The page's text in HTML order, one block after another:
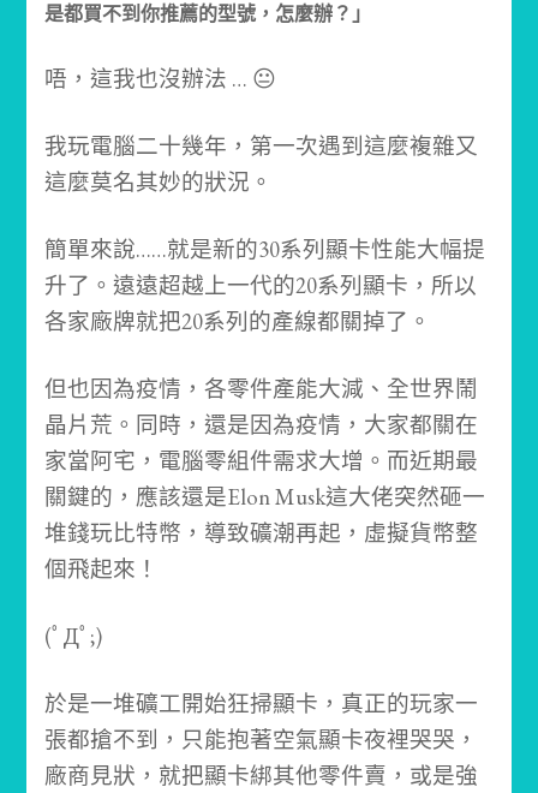
是都買不到你推薦的型號，怎麼辦？」
唔，這我也沒辦法 … 😐
我玩電腦二十幾年，第一次遇到這麼複雜又
這麼莫名其妙的狀況。
簡單來說……就是新的30系列顯卡性能大幅提
升了。遠遠超越上一代的20系列顯卡，所以
各家廠牌就把20系列的產線都關掉了。
但也因為疫情，各零件產能大減、全世界鬧
晶片荒。 同時，還是因為疫情，大家都關在
家當阿宅，電腦零組件需求大增。 而近期最
關鍵的，應該還是Elon Musk這大佬突然砸一
堆錢玩比特幣，導致礦潮再起，虛擬貨幣整
個飛起來！
(ﾟДﾟ;)
於是一堆礦工開始狂掃顯卡，真正的玩家一
張都搶不到，只能抱著空氣顯卡夜裡哭哭，
廠商見狀，就把顯卡綁其他零件賣，或是強